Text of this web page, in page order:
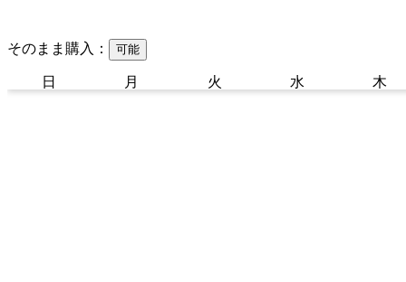
そのまま購入： 可能
日 月 火 水 木